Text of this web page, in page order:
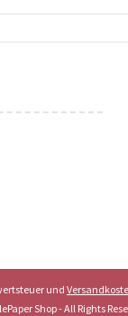
sichtbar!
und
Shop - All Rights